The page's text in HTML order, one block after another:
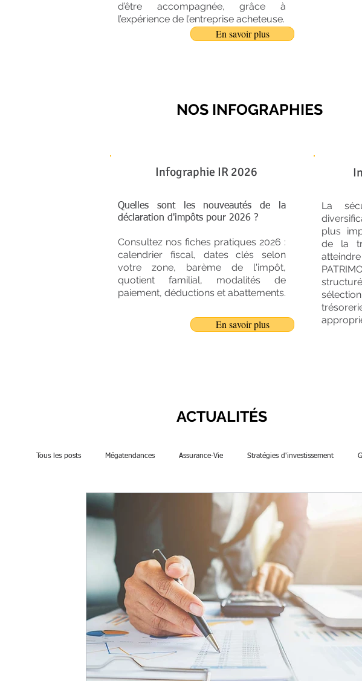
d’être accompagnée, grâce à
l’expérience de l’entreprise acheteuse.
En savoir plus
NOS INFOGRAPHIES
Infographie IR 2026
Quelles sont les nouveautés de la
déclaration d'impôts pour 2026 ?
Consultez nos fiches pratiques 2026 :
calendrier fiscal, dates clés selon
votre zone, barème de l'impôt,
quotient familial, modalités de
paiement, déductions et abattements.
En savoir plus
La
plus
de la
ACTUALITÉS
Tous les posts Mégatendances Assurance-Vie Stratégies d'investissement